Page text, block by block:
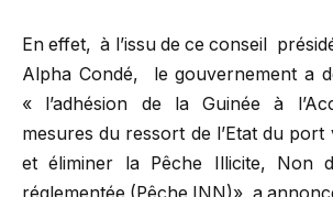
En effet, à l’issu de ce conseil
Alpha Condé, le gouvernement a
« l’adhésion de la Guinée à
mesures du ressort de l’Etat du
et éliminer la Pêche Illicite, Non